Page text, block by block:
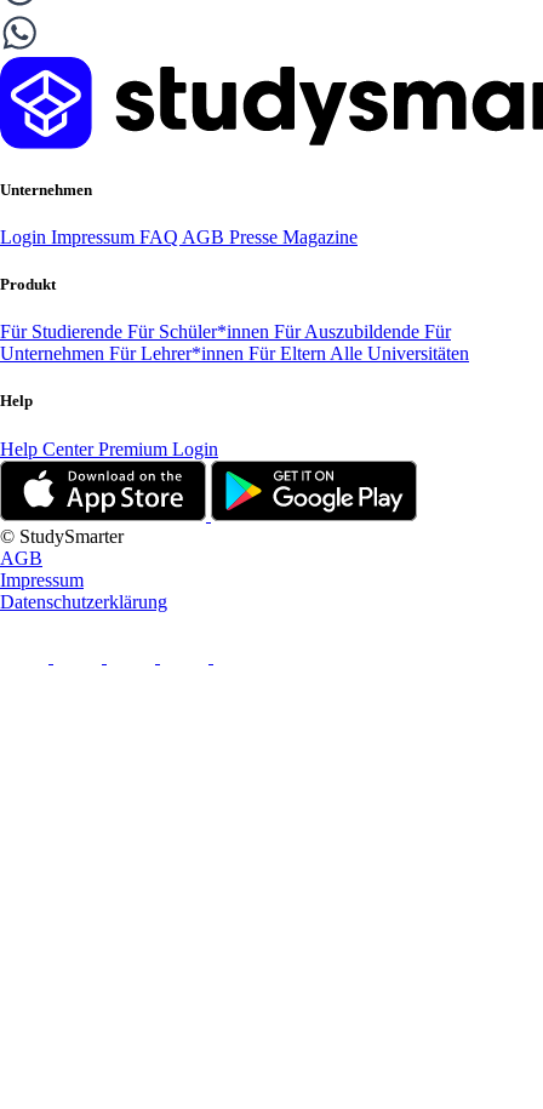
Unternehmen
Login Impressum FAQ AGB Presse Magazine
Produkt
Für Studierende Für Schüler*innen Für Auszubildende Für
Unternehmen Für Lehrer*innen Für Eltern Alle Universitäten
Help
Help CenterPremium Login
© StudySmarter
AGB
Impressum
Datenschutzerklärung